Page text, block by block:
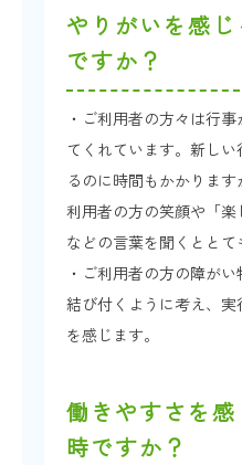
やりがいを感
ですか？
・ご利用者の方々は行
てくれています。新し
るのに時間もかかりま
利用者の方の笑顔や「楽
などの言葉を聞くととて
・ご利用者の方の障が
結び付くように考え、
を感じます。
働きやすさを
時ですか？